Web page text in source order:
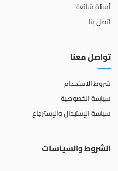
أسئلة شائعة
اتصل بنا
تواصل معنا
شروط الاستخدام
سياسة الخصوصية
سياسة الإستبدال والإسترجاع
الشروط والسياسات